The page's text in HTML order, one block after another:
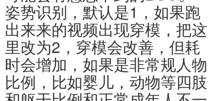
姿势识别，默认是1，如果跑
出来来的视频出现穿模，把这
里改为2，穿模会改善，但耗
时会增加，如果是非常规人物
比例，比如婴儿，动物等四肢